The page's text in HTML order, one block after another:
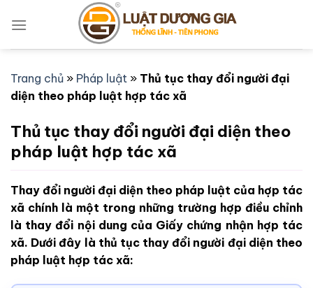
qua
Trang chủ » Pháp luật » Thủ tục thay đổi người đại
diện theo pháp luật hợp tác xã
Thủ tục thay đổi người đại diện theo
pháp luật hợp tác xã
Thay đổi người đại diện theo pháp luật của hợp tác
xã chính là một trong những trường hợp điều chỉnh
là thay đổi nội dung của Giấy chứng nhận hợp tác
xã. Dưới đây là thủ tục thay đổi người đại diện theo
pháp luật hợp tác xã: